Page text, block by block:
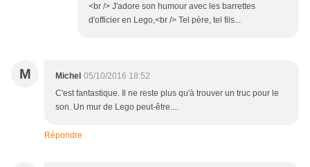
<br /> J'adore son humour avec les barrettes
d'officier en Lego,<br /> Tel père, tel fils...
M Michel 05/10/2016 18:52
C'est fantastique. Il ne reste plus qu'à trouver un truc pour le
son. Un mur de Lego peut-être....
Répondre